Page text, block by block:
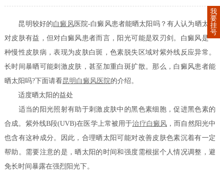
昆明较好的白癜风医院-白癜风患者能晒太阳吗？有人认为晒太阳
对皮肤有益，但对白癜风患者而言，阳光可能是双刃剑。白癜风是一
种慢性皮肤病，表现为皮肤白斑，色素脱失区域对紫外线反应异常。
长时间暴晒可能刺激皮肤，甚至加重白斑扩散。那么，白癜风患者能
晒太阳吗?下面请看昆明白癜风医院的介绍。
适度晒太阳的益处
适当的阳光照射有助于刺激皮肤中的黑色素细胞，促进黑色素的
合成。紫外线B段(UVB)在医学上常被用于治疗白癜风 ，而自然阳光中
也含有这种成分。因此，合理晒太阳可能对改善皮肤色素沉着有一定
帮助。需要注意的是，晒太阳的时间和强度需根据个人情况调整，避
免长时间暴露在强烈阳光下。
我
要
挂
号